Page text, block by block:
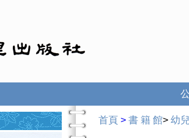
首頁 > 書 籍 館> 幼